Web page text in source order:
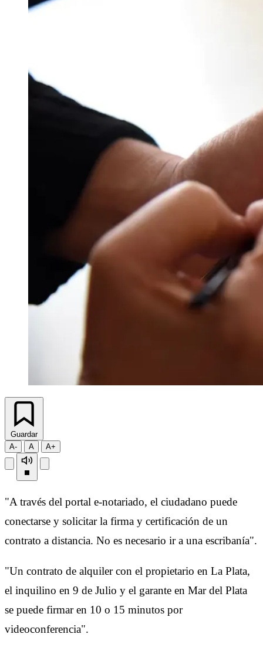
Guardar
A-
A A+
"A través del portal e-notariado, el ciudadano puede
conectarse y solicitar la firma y certificación de un
contrato a distancia. No es necesario ir a una escribanía".
"Un contrato de alquiler con el propietario en La Plata,
el inquilino en 9 de Julio y el garante en Mar del Plata
se puede firmar en 10 o 15 minutos por
videoconferencia".